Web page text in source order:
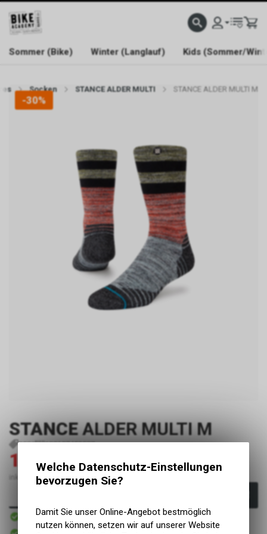
WELCOME TO BIKE ACADEMY
Sommer (Bike) Winter (Langlauf) Kids (Sommer/
Socken STANCE ALDER MULTI STANCE ALDER MULTI M
-30%
STANCE ALDER MULTI M
P506 190107459587
18.90CHF27.00CHF
inkl. MwSt., zzgl. Versandkosten
Sofort verfügbar
Versand
Sofort abholbar
Welche Datenschutz-Einstellungen
bevorzugen Sie?
Damit Sie unser Online-Angebot bestmöglich
nutzen können, setzen wir auf unserer Website